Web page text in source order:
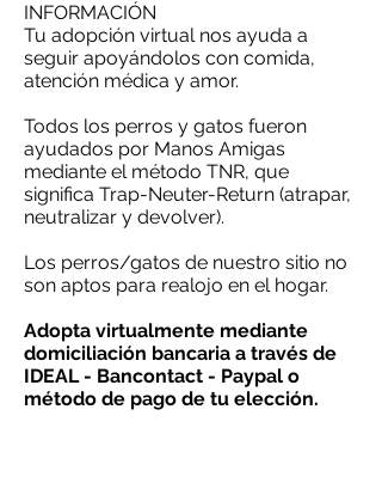
INFORMACIÓN
Tu adopción virtual nos ayuda a
seguir apoyándolos con comida,
atención médica y amor.
Todos los perros y gatos fueron
ayudados por Manos Amigas
mediante el método TNR, que
significa Trap-Neuter-Return (atrapar,
neutralizar y devolver).
Los perros/gatos de nuestro sitio no
son aptos para realojo en el hogar.
Adopta virtualmente mediante
domiciliación bancaria a través de
IDEAL - Bancontact - Paypal o
método de pago de tu elección.